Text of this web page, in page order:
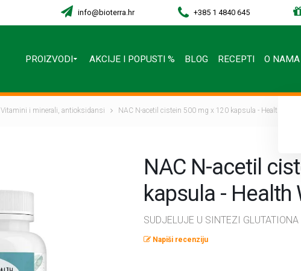
info@bioterra.hr +385 1 4840 645
PROIZVODI AKCIJE I POPUSTI % BLOG RECEPTI O NAMA
Vitamini i minerali, antioksidansi NAC N-acetil cistein 500 mg x 120 kapsula - Health Wizard
NAC N-acetil
kapsula - Health
SUDJELUJE U SINTEZI GLUTATIONA
Napiši recenziju